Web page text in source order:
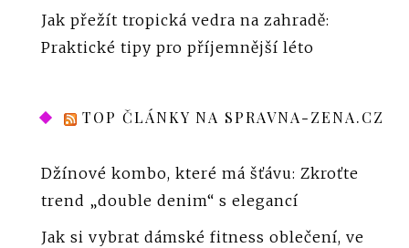
Jak přežít tropická vedra na zahradě:
Praktické tipy pro příjemnější léto
TOP ČLÁNKY NA SPRAVNA-ZENA.CZ
Džínové kombo, které má šťávu: Zkroťte
trend „double denim“ s elegancí
Jak si vybrat dámské fitness oblečení, ve